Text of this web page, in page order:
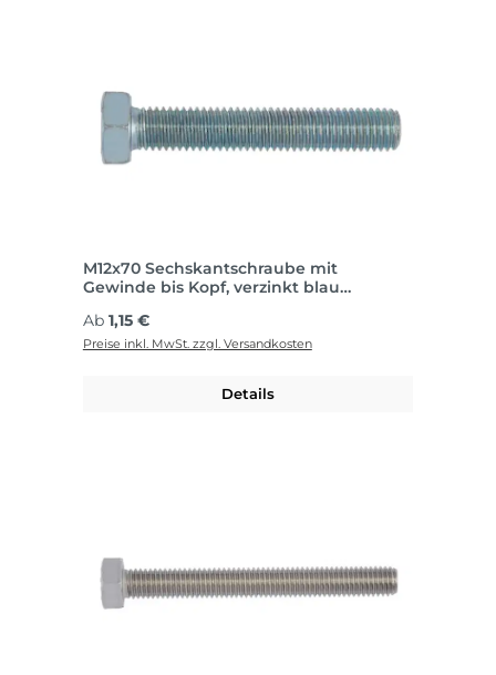
M12x70 Sechskantschraube mit
Gewinde bis Kopf, verzinkt blau
Regulärer Preis:
Ab 1,15 €
Preise inkl. MwSt. zzgl. Versandkosten
Details